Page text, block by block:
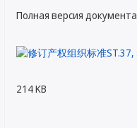
Полная версия документа
214 KB